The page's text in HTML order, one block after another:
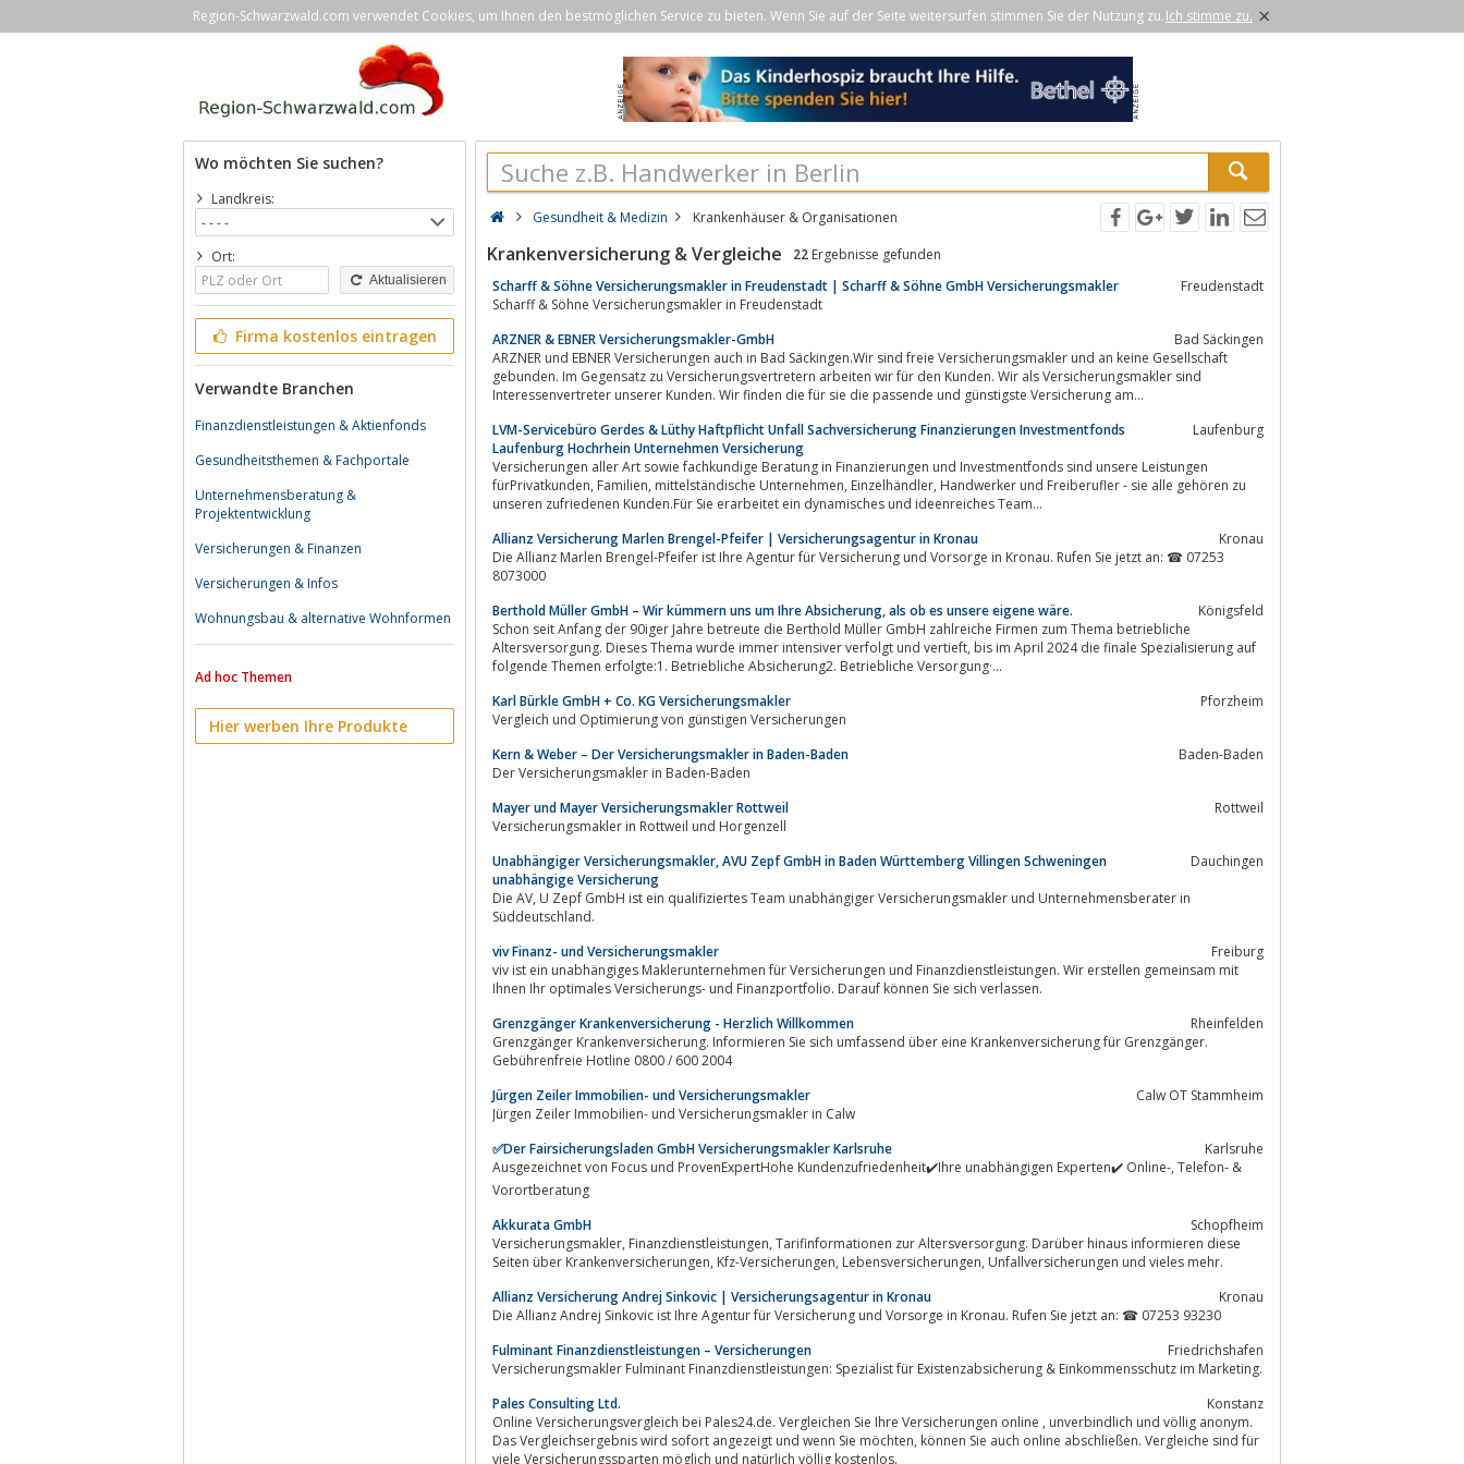
Region-Schwarzwald.com verwendet Cookies, um Ihnen den bestmöglichen Service zu bieten. Wenn Sie auf der Seite weitersurfen stimmen Sie der Nutzung zu.Ich stimme zu. ×
Wo möchten Sie suchen?
Landkreis:
Ort:
Aktualisieren
Firma kostenlos eintragen
Verwandte Branchen
Finanzdienstleistungen & Aktienfonds
Gesundheitsthemen & Fachportale
Unternehmensberatung &
Projektentwicklung
Versicherungen & Finanzen
Versicherungen & Infos
Wohnungsbau & alternative Wohnformen
Ad hoc Themen
Hier werben Ihre Produkte
Gesundheit & Medizin Krankenhäuser & Organisationen
Krankenversicherung & Vergleiche 22 Ergebnisse gefunden
Scharff & Söhne Versicherungsmakler in Freudenstadt | Scharff & Söhne GmbH Versicherungsmakler
Freudenstadt
Scharff & Söhne Versicherungsmakler in Freudenstadt
ARZNER & EBNER Versicherungsmakler-GmbH
Bad Säckingen
ARZNER und EBNER Versicherungen auch in Bad Säckingen.Wir sind freie Versicherungsmakler und an keine Gesellschaft
gebunden. Im Gegensatz zu Versicherungsvertretern arbeiten wir für den Kunden. Wir als Versicherungsmakler sind
Interessenvertreter unserer Kunden. Wir finden die für sie die passende und günstigste Versicherung am...
LVM-Servicebüro Gerdes & Lüthy Haftpflicht Unfall Sachversicherung Finanzierungen Investmentfonds
Laufenburg Hochrhein Unternehmen Versicherung
Laufenburg
Versicherungen aller Art sowie fachkundige Beratung in Finanzierungen und Investmentfonds sind unsere Leistungen
fürPrivatkunden, Familien, mittelständische Unternehmen, Einzelhändler, Handwerker und Freiberufler - sie alle gehören zu
unseren zufriedenen Kunden.Für Sie erarbeitet ein dynamisches und ideenreiches Team...
Allianz Versicherung Marlen Brengel-Pfeifer | Versicherungsagentur in Kronau
Kronau
Die Allianz Marlen Brengel-Pfeifer ist Ihre Agentur für Versicherung und Vorsorge in Kronau. Rufen Sie jetzt an: ☎ 07253
8073000
Berthold Müller GmbH – Wir kümmern uns um Ihre Absicherung, als ob es unsere eigene wäre.
Königsfeld
Schon seit Anfang der 90iger Jahre betreute die Berthold Müller GmbH zahlreiche Firmen zum Thema betriebliche
Altersversorgung. Dieses Thema wurde immer intensiver verfolgt und vertieft, bis im April 2024 die finale Spezialisierung auf
folgende Themen erfolgte:1. Betriebliche Absicherung2. Betriebliche Versorgung·...
Karl Bürkle GmbH + Co. KG Versicherungsmakler
Pforzheim
Vergleich und Optimierung von günstigen Versicherungen
Kern & Weber – Der Versicherungsmakler in Baden-Baden
Baden-Baden
Der Versicherungsmakler in Baden-Baden
Mayer und Mayer Versicherungsmakler Rottweil
Rottweil
Versicherungsmakler in Rottweil und Horgenzell
Unabhängiger Versicherungsmakler, AVU Zepf GmbH in Baden Württemberg Villingen Schweningen
unabhängige Versicherung
Dauchingen
Die AV, U Zepf GmbH ist ein qualifiziertes Team unabhängiger Versicherungsmakler und Unternehmensberater in
Süddeutschland.
viv Finanz- und Versicherungsmakler
Freiburg
viv ist ein unabhängiges Maklerunternehmen für Versicherungen und Finanzdienstleistungen. Wir erstellen gemeinsam mit
Ihnen Ihr optimales Versicherungs- und Finanzportfolio. Darauf können Sie sich verlassen.
Grenzgänger Krankenversicherung - Herzlich Willkommen
Rheinfelden
Grenzgänger Krankenversicherung. Informieren Sie sich umfassend über eine Krankenversicherung für Grenzgänger.
Gebührenfreie Hotline 0800 / 600 2004
Jürgen Zeiler Immobilien- und Versicherungsmakler
Calw OT Stammheim
Jürgen Zeiler Immobilien- und Versicherungsmakler in Calw
✅Der Fairsicherungsladen GmbH Versicherungsmakler Karlsruhe
Karlsruhe
Ausgezeichnet von Focus und ProvenExpertHohe Kundenzufriedenheit✔️Ihre unabhängigen Experten✔️ Online-, Telefon- &
Vorortberatung
Akkurata GmbH
Schopfheim
Versicherungsmakler, Finanzdienstleistungen, Tarifinformationen zur Altersversorgung. Darüber hinaus informieren diese
Seiten über Krankenversicherungen, Kfz-Versicherungen, Lebensversicherungen, Unfallversicherungen und vieles mehr.
Allianz Versicherung Andrej Sinkovic | Versicherungsagentur in Kronau
Kronau
Die Allianz Andrej Sinkovic ist Ihre Agentur für Versicherung und Vorsorge in Kronau. Rufen Sie jetzt an: ☎ 07253 93230
Fulminant Finanzdienstleistungen – Versicherungen
Friedrichshafen
Versicherungsmakler Fulminant Finanzdienstleistungen: Spezialist für Existenzabsicherung & Einkommensschutz im Marketing.
Pales Consulting Ltd.
Konstanz
Online Versicherungsvergleich bei Pales24.de. Vergleichen Sie Ihre Versicherungen online , unverbindlich und völlig anonym.
Das Vergleichsergebnis wird sofort angezeigt und wenn Sie möchten, können Sie auch online abschließen. Vergleiche sind für
viele Versicherungssparten möglich und natürlich völlig kostenlos.